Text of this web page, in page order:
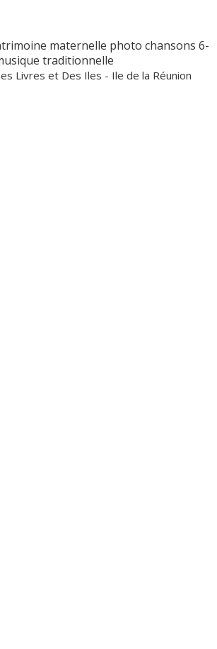
maternelle photo chansons 6-
traditionnelle
Livres et Des Iles - Ile de la Réunion